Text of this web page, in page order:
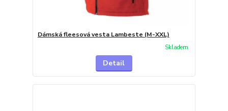
Dámská fleesová vesta Lambeste (M-XXL)
Skladem
Detail